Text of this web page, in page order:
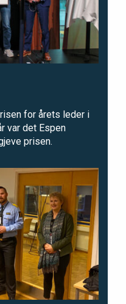
for årets leder i
var det Espen
prisen.